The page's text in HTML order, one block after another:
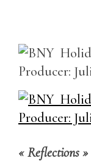
« Reflections »